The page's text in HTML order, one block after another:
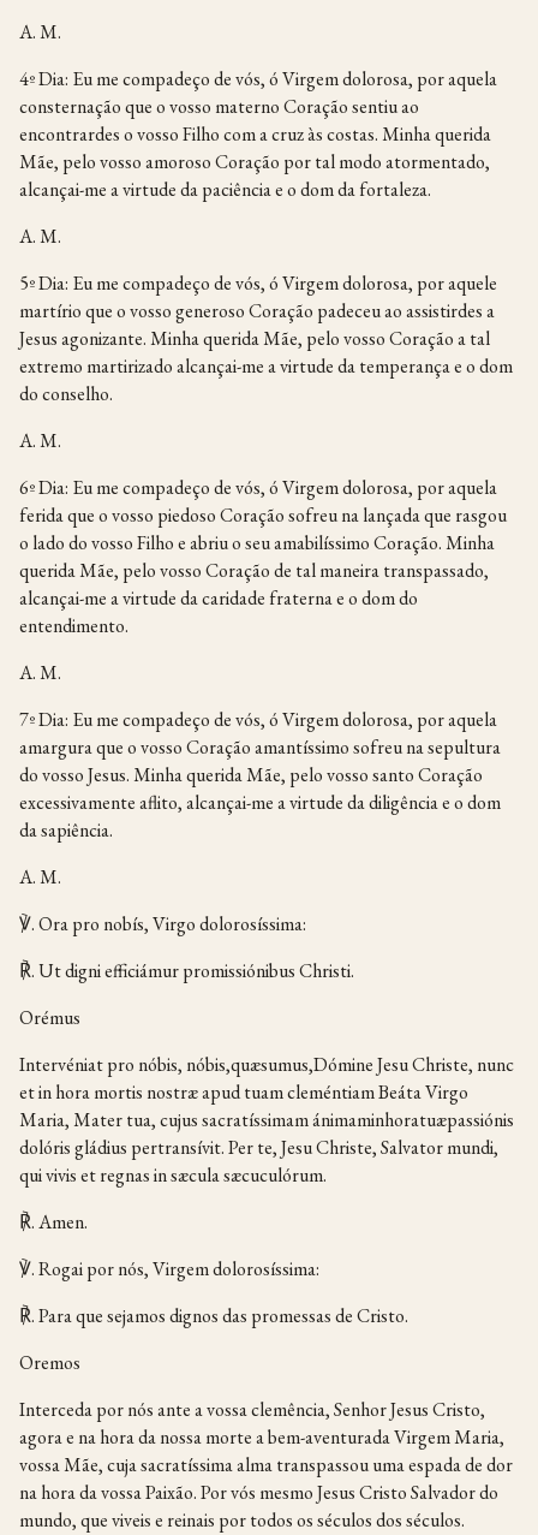
A. M.
4º Dia: Eu me compadeço de vós, ó Virgem dolorosa, por aquela
consternação que o vosso materno Coração sentiu ao
encontrardes o vosso Filho com a cruz às costas. Minha querida
Mãe, pelo vosso amoroso Coração por tal modo atormentado,
alcançai-me a virtude da paciência e o dom da fortaleza.
A. M.
5º Dia: Eu me compadeço de vós, ó Virgem dolorosa, por aquele
martírio que o vosso generoso Coração padeceu ao assistirdes a
Jesus agonizante. Minha querida Mãe, pelo vosso Coração a tal
extremo martirizado alcançai-me a virtude da temperança e o dom
do conselho.
A. M.
6º Dia: Eu me compadeço de vós, ó Virgem dolorosa, por aquela
ferida que o vosso piedoso Coração sofreu na lançada que rasgou
o lado do vosso Filho e abriu o seu amabilíssimo Coração. Minha
querida Mãe, pelo vosso Coração de tal maneira transpassado,
alcançai-me a virtude da caridade fraterna e o dom do
entendimento.
A. M.
7º Dia: Eu me compadeço de vós, ó Virgem dolorosa, por aquela
amargura que o vosso Coração amantíssimo sofreu na sepultura
do vosso Jesus. Minha querida Mãe, pelo vosso santo Coração
excessivamente aflito, alcançai-me a virtude da diligência e o dom
da sapiência.
A. M.
℣. Ora pro nobís, Virgo dolorosíssima:
℟. Ut digni efficiámur promissiónibus Christi.
Orémus
Intervéniat pro nóbis, nóbis,quæsumus,Dómine Jesu Christe, nunc
et in hora mortis nostræ apud tuam cleméntiam Beáta Virgo
Maria, Mater tua, cujus sacratíssimam ánimaminhoratuæpassiónis
dolóris gládius pertransívit. Per te, Jesu Christe, Salvator mundi,
qui vivis et regnas in sæcula sæcuculórum.
℟. Amen.
℣. Rogai por nós, Virgem dolorosíssima:
℟. Para que sejamos dignos das promessas de Cristo.
Oremos
Interceda por nós ante a vossa clemência, Senhor Jesus Cristo,
agora e na hora da nossa morte a bem-aventurada Virgem Maria,
vossa Mãe, cuja sacratíssima alma transpassou uma espada de dor
na hora da vossa Paixão. Por vós mesmo Jesus Cristo Salvador do
mundo, que viveis e reinais por todos os séculos dos séculos.